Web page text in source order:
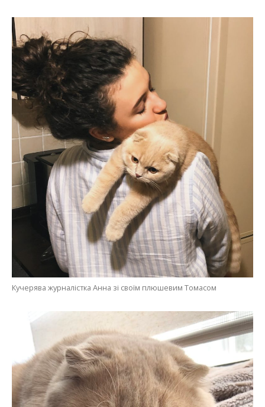
Кучерява журналістка Анна зі своїм плюшевим Томасом